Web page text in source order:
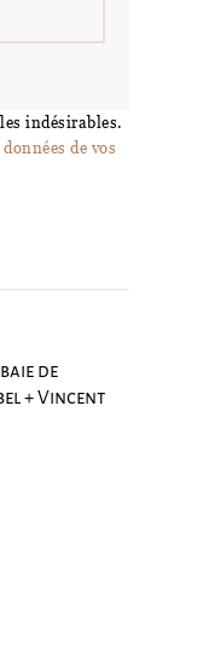
indésirables.
de vos
de
+ Vincent